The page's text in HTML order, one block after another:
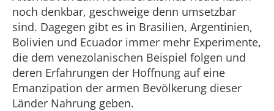
noch denkbar, geschweige denn umsetzbar
sind. Dagegen gibt es in Brasilien, Argentinien,
Bolivien und Ecuador immer mehr Experimente,
die dem venezolanischen Beispiel folgen und
deren Erfahrungen der Hoffnung auf eine
Emanzipation der armen Bevölkerung dieser
Länder Nahrung geben.